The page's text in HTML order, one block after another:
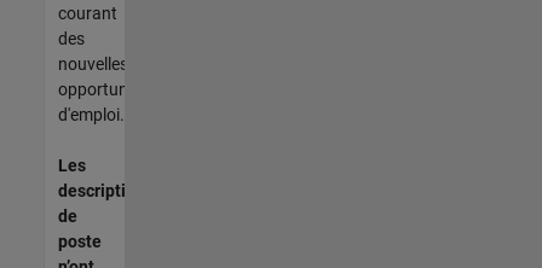
courant
des
nouvelles
opportunités
d'emploi.
Les
descriptions
de
poste